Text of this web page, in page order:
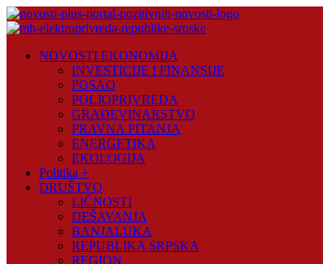
Skip
to
Plus
NOVOSTI EKONOMIJA
INVESTICIJE I FINANSIJE
POSAO
POLJOPRIVREDA
GRAĐEVINARSTVO
PRAVNA PITANJA
ENERGETIKA
EKOLOGIJA
Politika +
DRUŠTVO
LIČNOSTI
DEŠAVANJA
BANJALUKA
REPUBLIKA SRPSKA
REGION